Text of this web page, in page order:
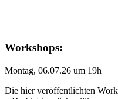
Workshops:
Montag, 06.07.26 um 19h
Die hier veröffentlichten